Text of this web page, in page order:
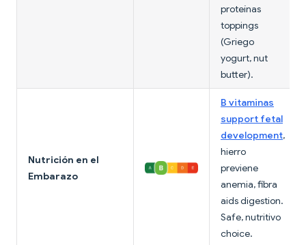
proteínas
toppings
(Griego
yogurt, nut
butter).
Nutrición en el
Embarazo
B vitaminas
support fetal
development,
hierro
previene
anemia, fibra
aids digestion.
Safe, nutritivo
choice.